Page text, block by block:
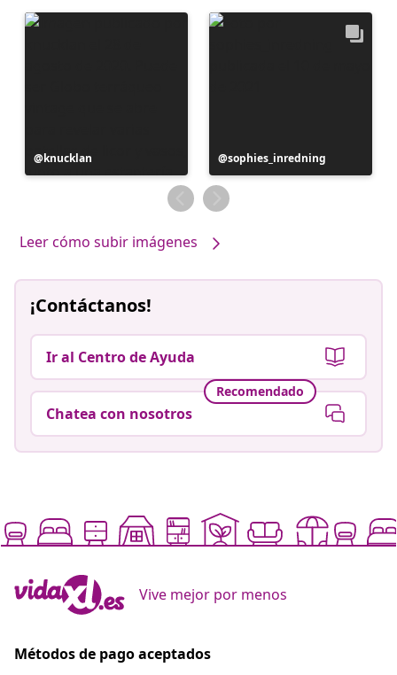
Publicación
realizada
knucklan
Publicación
realizada
por
sophies_inredning
Leer cómo subir imágenes
¡Contáctanos!
Ir al Centro de Ayuda
Recomendado
Chatea con nosotros
Vive mejor por menos
Métodos de pago aceptados